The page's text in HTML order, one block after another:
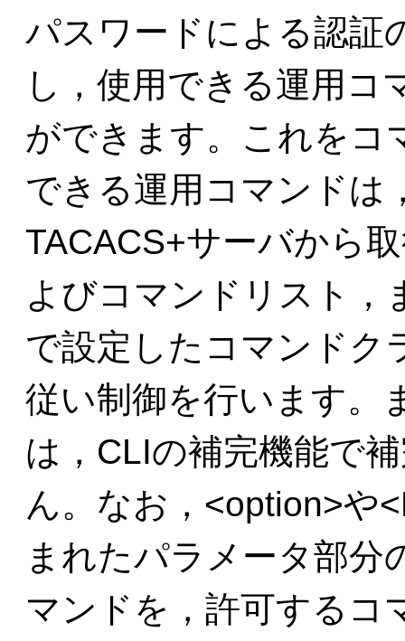
パスワードによる認証
し，使用できる運用コ
ができます。これをコ
できる運用コマンドは
TACACS+サーバから
よびコマンドリスト，
で設定したコマンドク
従い制御を行います。
は，CLIの補完機能で
ん。なお，<option>や
まれたパラメータ部分
マンドを，許可するコ